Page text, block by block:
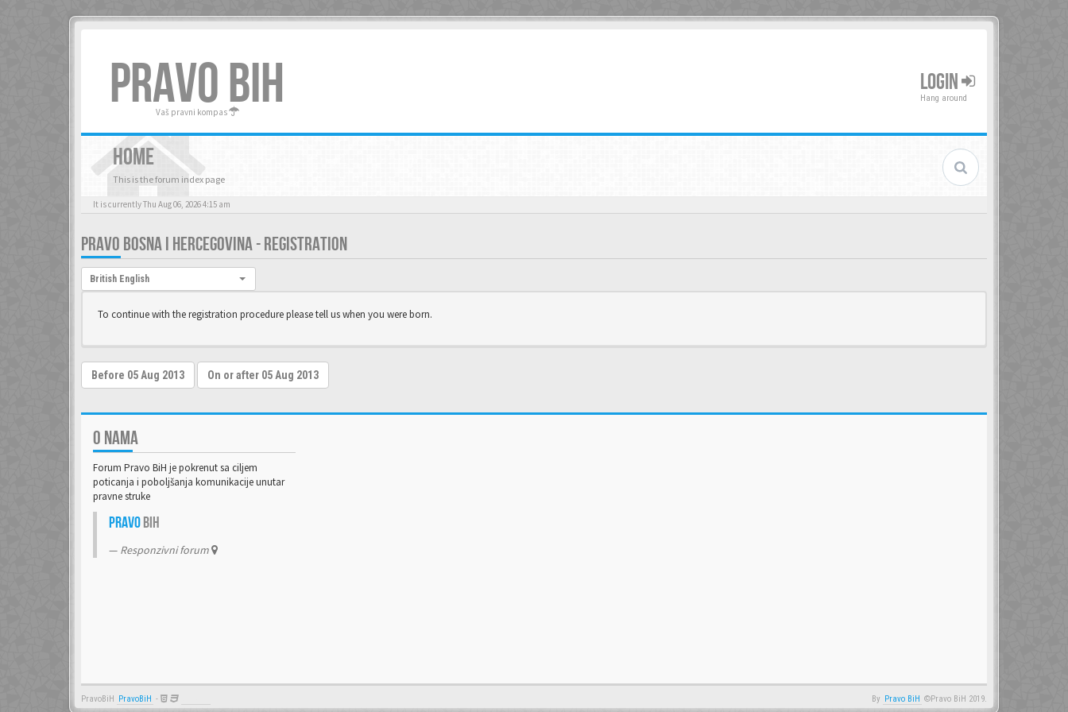
PRAVO BIH
Vaš pravni kompas
LOGIN
Hang around
HOME
This is the forum index page
It is currently Thu Aug 06, 2026 4:15 am
PRAVO BOSNA I HERCEGOVINA - REGISTRATION
Language:
British English
To continue with the registration procedure please tell us when you were born.
O NAMA
Forum Pravo BiH je pokrenut sa ciljem
poticanja i poboljšanja komunikacije unutar
pravne struke
PravoBiH
Responzivni forum
PravoBiH PravoBiH - By Pravo BiH ©Pravo BiH 2019.